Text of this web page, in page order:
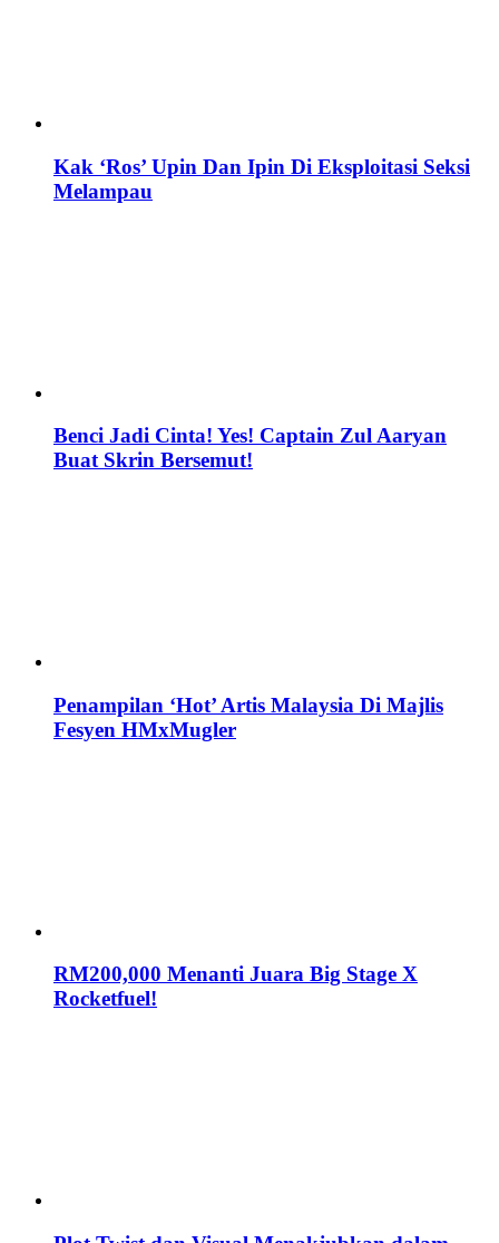
Kak ‘Ros’ Upin Dan Ipin Di Eksploitasi Seksi
Melampau
Benci Jadi Cinta! Yes! Captain Zul Aaryan
Buat Skrin Bersemut!
Penampilan ‘Hot’ Artis Malaysia Di Majlis
Fesyen HMxMugler
RM200,000 Menanti Juara Big Stage X
Rocketfuel!